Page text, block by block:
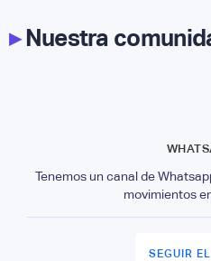
▸Nuestra
Tenemos un canal de
movimientos
SEGUIR